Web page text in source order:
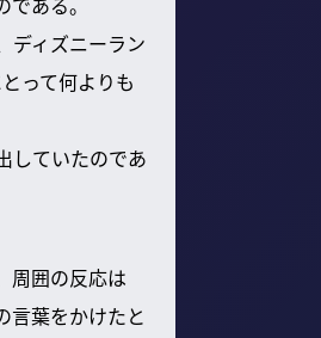
ディズニーラン
って何よりも
していたのであ
周囲の反応は
言葉をかけたと